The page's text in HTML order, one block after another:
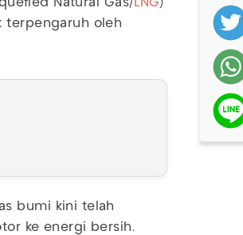
Natural Gas/ LNG)
terpengaruh oleh
bumi kini telah
ke energi bersih.